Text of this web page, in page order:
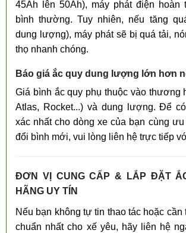
45Ah lên 50Ah), máy phát điện hoàn
bình thường. Tuy nhiên, nếu tăng
dung lượng), máy phát sẽ bị quá tải,
thọ nhanh chóng.
Báo giá ắc quy dung lượng lớn hơn
Giá bình ắc quy phụ thuộc vào thương
Atlas, Rocket...) và dung lượng. Để
xác nhất cho dòng xe của bạn cùng
đổi bình mới, vui lòng liên hệ trực tiếp
ĐƠN VỊ CUNG CẤP & LẮP ĐẶT
HÃNG UY TÍN
Nếu bạn không tự tin thao tác hoặc
chuẩn nhất cho xế yêu, hãy liên hệ